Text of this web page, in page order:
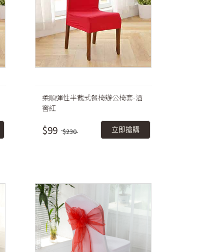
柔順彈性半截式餐椅辦公椅套-酒
窖紅
$99 $230 立即搶購